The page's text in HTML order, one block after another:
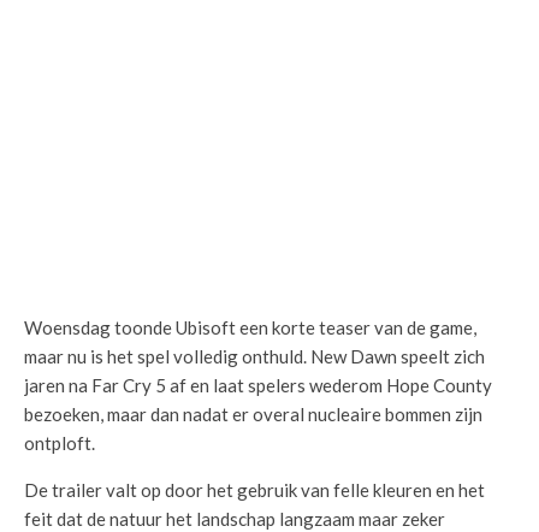
Woensdag toonde Ubisoft een korte teaser van de game,
maar nu is het spel volledig onthuld. New Dawn speelt zich
jaren na Far Cry 5 af en laat spelers wederom Hope County
bezoeken, maar dan nadat er overal nucleaire bommen zijn
ontploft.
De trailer valt op door het gebruik van felle kleuren en het
feit dat de natuur het landschap langzaam maar zeker